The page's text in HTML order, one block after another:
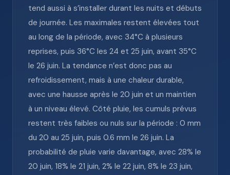
tend aussi à s’installer durant les nuits et débuts
de journée. Les maximales restent élevées tout
au long de la période, avec 34°C à plusieurs
reprises, puis 36°C les 24 et 25 juin, avant 35°C
le 26 juin. La tendance n’est donc pas au
refroidissement, mais à une chaleur durable,
avec une hausse après le 20 juin et un maintien
à un niveau élevé. Côté pluie, les cumuls prévus
restent très faibles ou nuls sur la période : 0 mm
du 20 au 25 juin, puis 0.6 mm le 26 juin. La
probabilité de pluie varie davantage, avec 28% le
20 juin, 18% le 21 juin, 2% le 22 juin, 8% le 23 juin,